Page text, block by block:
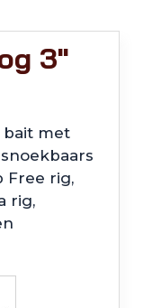
3″
bait met
Free rig,
rig,